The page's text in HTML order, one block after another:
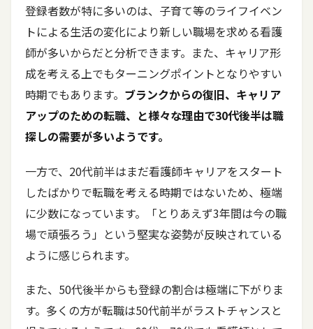
登録者数が特に多いのは、子育て等のライフイベン
トによる生活の変化により新しい職場を求める看護
師が多いからだと分析できます。また、キャリア形
成を考える上でもターニングポイントとなりやすい
時期でもあります。 ブランクからの復旧、キャリア
アップのための転職、と様々な理由で30代後半は職
探しの需要が多いようです。
一方で、20代前半はまだ看護師キャリアをスタート
したばかりで転職を考える時期ではないため、極端
に少数になっています。「とりあえず3年間は今の職
場で頑張ろう」という堅実な姿勢が反映されている
ように感じられます。
また、50代後半からも登録の割合は極端に下がりま
す。多くの方が転職は50代前半がラストチャンスと